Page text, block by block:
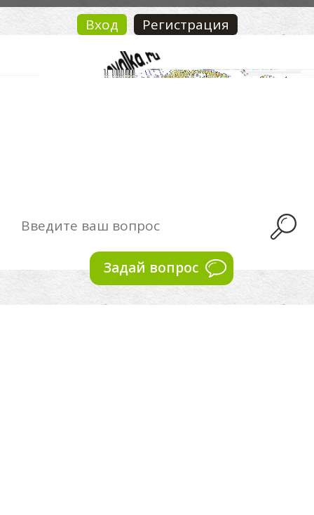
Вход Регистрация
Задай вопрос